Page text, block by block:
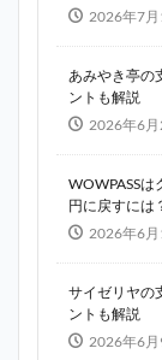
2026年7月
あみやき亭の
ントも解説
2026年6月
WOWPASS
円に戻すには
2026年6月
サイゼリヤの
ントも解説
2026年6月